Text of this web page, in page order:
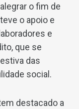
o fim de
o apoio e
e
que se
das
social.
destacado a